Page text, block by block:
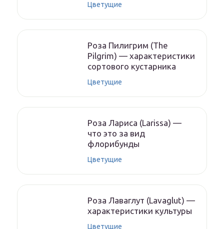
Цветущие
Роза Пилигрим (The
Pilgrim) — характеристики
сортового кустарника
Цветущие
Роза Лариса (Larissa) —
что это за вид
флорибунды
Цветущие
Роза Лаваглут (Lavaglut) —
характеристики культуры
Цветущие